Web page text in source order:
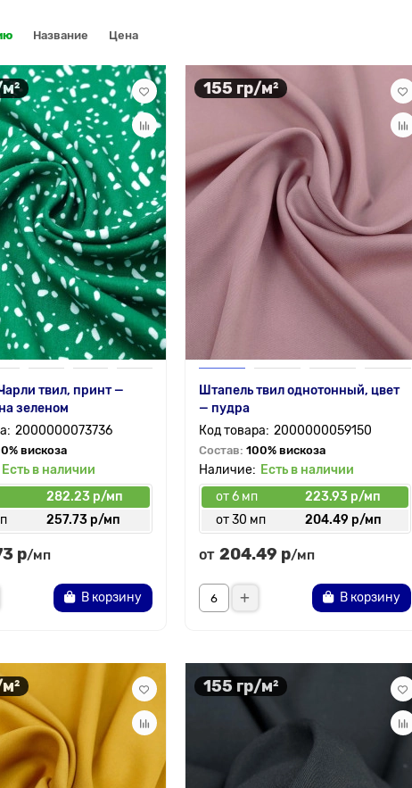
Название Цена
твил, принт —
зеленом
2000000073736
вискоза
Есть в наличии
282.23 р/мп
257.73 р/мп
р/мп
В корзину
155 гр/м²
Штапель твил однотонный, цвет
— пудра
2000000059150
Состав: 100% вискоза
Есть в наличии
от 6 мп
223.93 р/мп
от 30 мп
204.49 р/мп
от 204.49 р/мп
В корзину
155 гр/м²